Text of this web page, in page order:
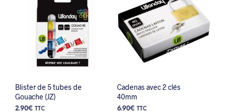
Blister de 5 tubes de
Gouache (JZ)
2.90€ TTC
Cadenas avec 2 clés
40mm
6.90€ TTC